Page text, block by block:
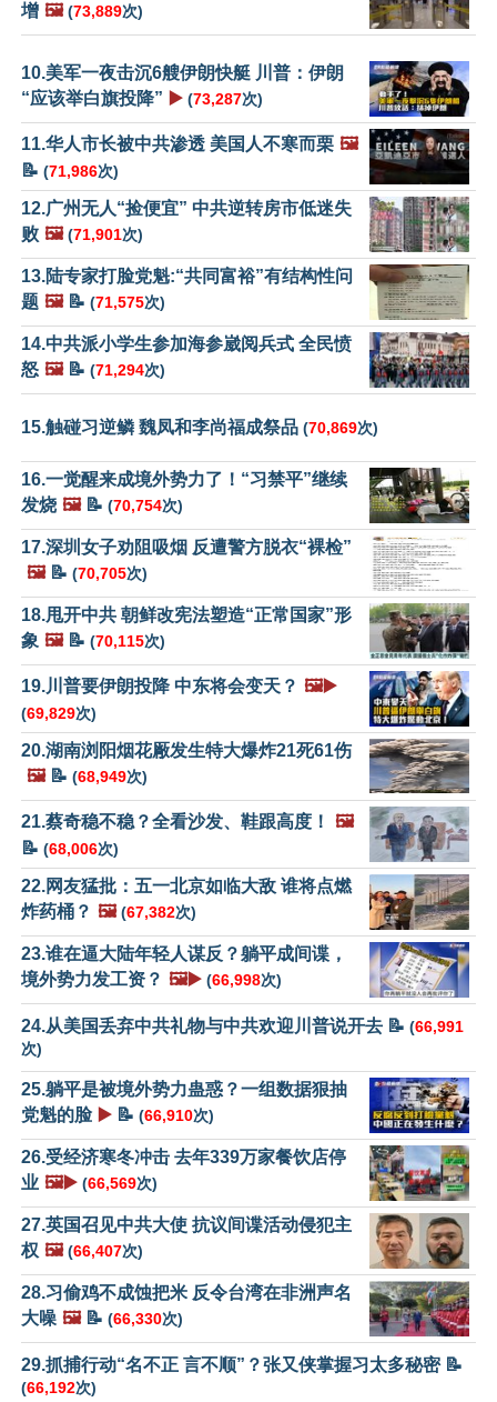
增 🖼️ (73,889次)
10.美军一夜击沉6艘伊朗快艇 川普：伊朗
“应该举白旗投降” ▶️ (73,287次)
11.华人市长被中共渗透 美国人不寒而栗 🖼️
📝 (71,986次)
12.广州无人“捡便宜” 中共逆转房市低迷失
败 🖼️ (71,901次)
13.陆专家打脸党魁:“共同富裕”有结构性问
题 🖼️📝 (71,575次)
14.中共派小学生参加海参崴阅兵式 全民愤
怒 🖼️📝 (71,294次)
15.触碰习逆鳞 魏凤和李尚福成祭品 (70,869次)
16.一觉醒来成境外势力了！“习禁平”继续
发烧 🖼️📝 (70,754次)
17.深圳女子劝阻吸烟 反遭警方脱衣“裸检”
🖼️📝 (70,705次)
18.甩开中共 朝鲜改宪法塑造“正常国家”形
象 🖼️📝 (70,115次)
19.川普要伊朗投降 中东将会变天？ 🖼️▶️
(69,829次)
20.湖南浏阳烟花厰发生特大爆炸21死61伤
🖼️📝 (68,949次)
21.蔡奇稳不稳？全看沙发、鞋跟高度！
🖼️
📝 (68,006次)
22.网友猛批：五一北京如临大敌 谁将点燃
炸药桶？ 🖼️ (67,382次)
23.谁在逼大陆年轻人谋反？躺平成间谍，
境外势力发工资？ 🖼️▶️ (66,998次)
24.从美国丢弃中共礼物与中共欢迎川普说开去 📝 (66,991
次)
25.躺平是被境外势力蛊惑？一组数据狠抽
党魁的脸 ▶️ 📝 (66,910次)
26.受经济寒冬冲击 去年339万家餐饮店停
业 🖼️▶️ (66,569次)
27.英国召见中共大使 抗议间谍活动侵犯主
权 🖼️ (66,407次)
28.习偷鸡不成蚀把米 反令台湾在非洲声名
大噪 🖼️📝 (66,330次)
29.抓捕行动“名不正 言不顺”？张又侠掌握习太多秘密 📝
(66,192次)